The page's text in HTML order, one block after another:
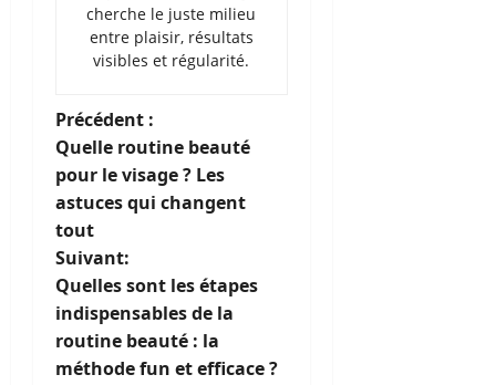
cherche le juste milieu
entre plaisir, résultats
visibles et régularité.
N
a
v
i
g
a
Précédent :
Quelle routine beauté
pour le visage ? Les
astuces qui changent
tout
Suivant:
Quelles sont les étapes
indispensables de la
routine beauté : la
méthode fun et efficace ?